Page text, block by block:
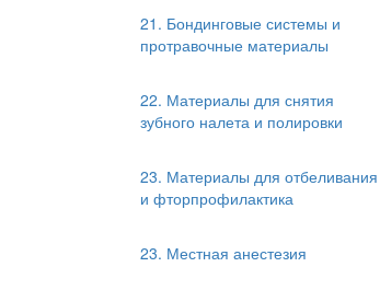
21. Бондинговые системы и
протравочные материалы
22. Материалы для снятия
зубного налета и полировки
23. Материалы для отбеливания
и фторпрофилактика
23. Местная анестезия